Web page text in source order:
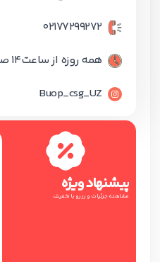
02177299272
همه روزه از ساعت14 صبح الی 24 شب
Buop_csg_UZ
پیشنهاد ویژه
مشاهده جزئیات و رزرو با تخفیف